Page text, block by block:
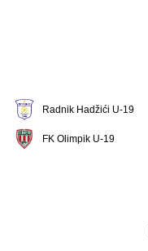
Radnik Hadžići U-19
FK Olimpik U-19